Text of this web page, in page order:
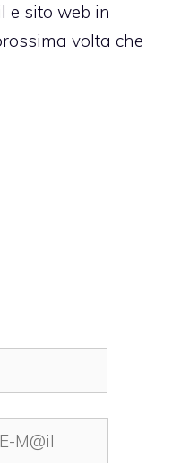
e sito web in
volta che